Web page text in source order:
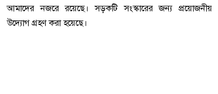
আমাদের নজরে রয়েছে। সড়কটি সংস্কারের জন্য প্রয়োজনীয়
উদ্যোগ গ্রহণ করা হয়েছে।